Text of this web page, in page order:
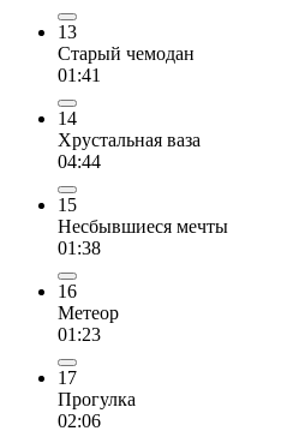
13
Старый чемодан
01:41
14
Хрустальная ваза
04:44
15
Несбывшиеся мечты
01:38
16
Метеор
01:23
17
Прогулка
02:06